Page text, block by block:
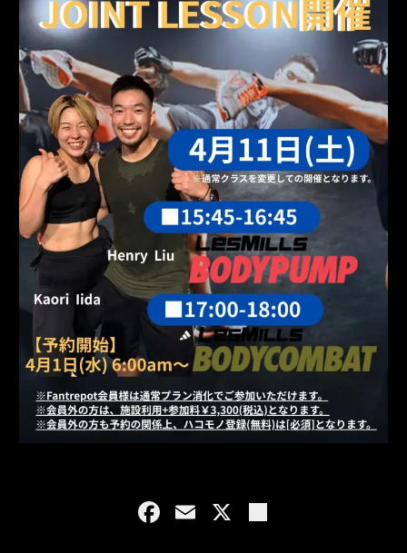
F E X